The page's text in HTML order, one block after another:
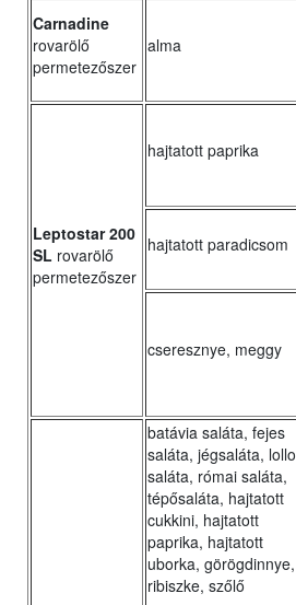
Carnadine
rovarölő
permetezőszer
alma
Leptostar 200
SL rovarölő
permetezőszer
hajtatott paprika
hajtatott paradicsom
cseresznye, meggy
batávia saláta, fejes
saláta, jégsaláta, lollo
saláta, római saláta,
tépősaláta, hajtatott
cukkini, hajtatott
paprika, hajtatott
uborka, görögdinnye,
ribiszke, szőlő